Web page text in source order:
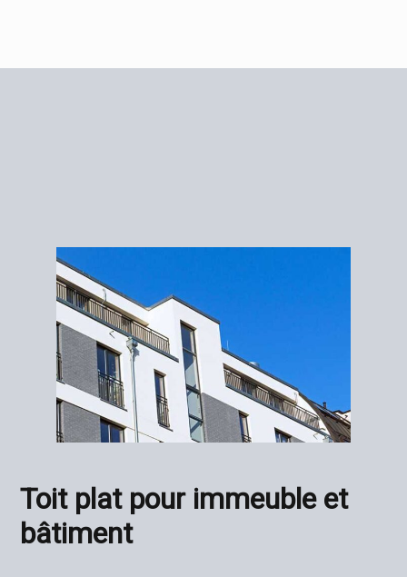
Toit plat pour immeuble et
bâtiment